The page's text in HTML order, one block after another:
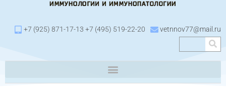
+7 (925) 871-17-13 +7 (495) 519-22-20 vetnnov77@mail.ru